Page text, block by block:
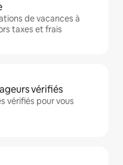
de vacances à
taxes et frais
vérifiés
vérifiés pour vous